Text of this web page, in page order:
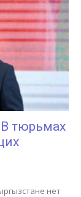
В тюрьмах
нет